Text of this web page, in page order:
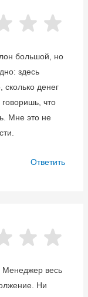
большой, но
здесь
сколько денег
что
Мне это не
Ответить
Менеджер весь
Ни